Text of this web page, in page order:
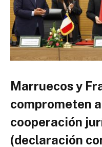
Marruecos y
comprometen
cooperación
(declaración